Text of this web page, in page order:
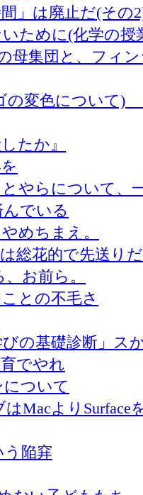
」は廃止だ(その
ために(化学の授
母集団と、フィ
の変色について)
たか』
とやらについて、
でいる
めちまえ。
は総花的で先送り
お前ら。
との不毛さ
びの基礎診断」ス
でやれ
ついて
MacよりSurface
陥穽